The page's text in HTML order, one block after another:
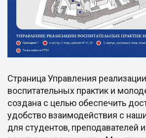
Страница Управления реализации
воспитательных практик и
создана с целью обеспечить
удобство взаимодействия с
для студентов, преподавателей